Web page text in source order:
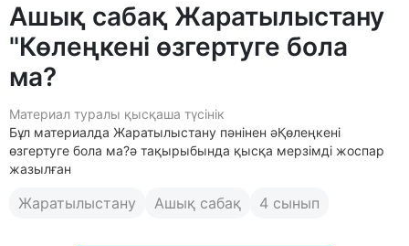
Ашық сабақ Жаратылыстану
"Көлеңкені өзгертуге бола
ма?
Материал туралы қысқаша түсінік
Бұл материалда Жаратылыстану пәнінен әҚөлеңкені
өзгертуге бола ма?ә тақырыбында қысқа мерзімді жоспар
жазылған
Жаратылыстану Ашық сабақ 4 сынып